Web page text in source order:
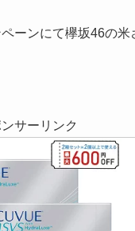
ーンにて欅坂46の
サーリンク